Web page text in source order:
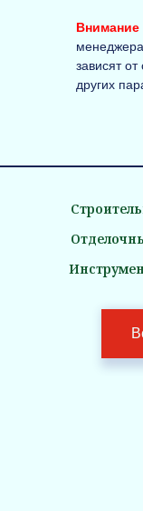
Внимание
зависят
других